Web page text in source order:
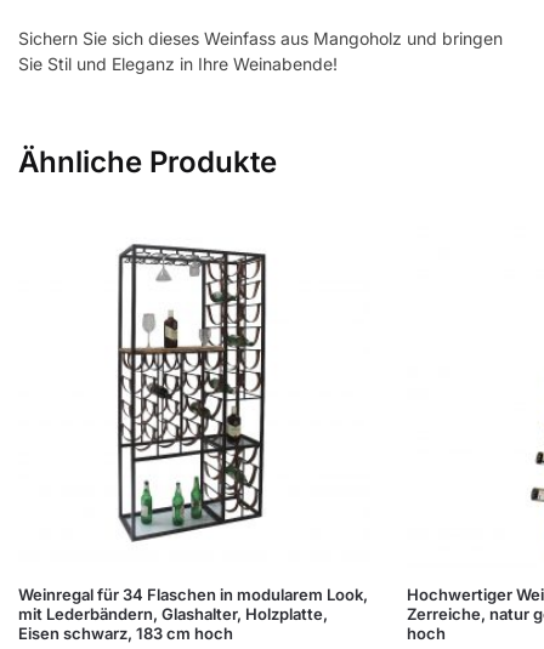
Sichern Sie sich dieses Weinfass aus Mangoholz und bringen
Sie Stil und Eleganz in Ihre Weinabende!
Ähnliche Produkte
Weinregal für 34 Flaschen in modularem Look,
mit Lederbändern, Glashalter, Holzplatte,
Eisen schwarz, 183 cm hoch
Hochwertiger
Zerreiche, natur
hoch